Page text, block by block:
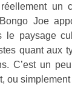
un
Joe
le paysage
quant aux
C’est un
ou